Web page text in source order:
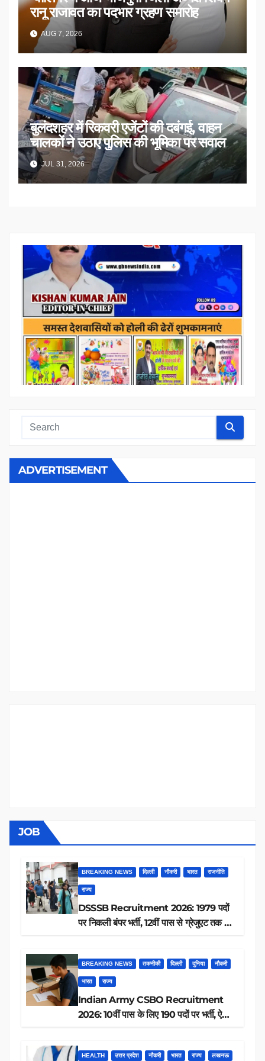
रानू राजावत का पदभार ग्रहण समारोह
AUG 7, 2026
बुलंदशहर में रिकवरी एजेंटों की दबंगई, वाहन
चालकों ने उठाए पुलिस की भूमिका पर सवाल
JUL 31, 2026
ADVERTISEMENT
JOB
BREAKING NEWS दिल्ली नौकरी भारत राजनीति
राज्य
DSSSB Recruitment 2026: 1979 पदों
पर निकली बंपर भर्ती, 12वीं पास से ग्रेजुएट तक करें
BREAKING NEWS तकनीकी दिल्ली दुनिया नौकरी
भारत राज्य
Indian Army CSBO Recruitment
2026: 10वीं पास के लिए 190 पदों पर भर्ती, ऐसे
HEALTH उत्तर प्रदेश नौकरी भारत राज्य लखनऊ